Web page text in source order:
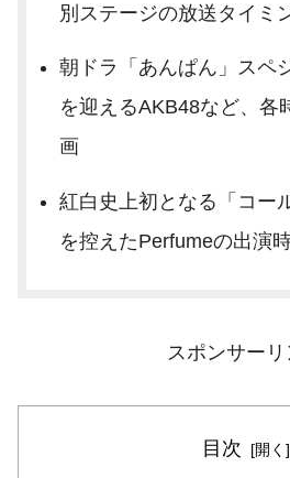
別ステージの放送タイミ
朝ドラ「あんぱん」スペ
を迎えるAKB48など、各
画
紅白史上初となる「コー
を控えたPerfumeの出演
スポンサーリ
目次